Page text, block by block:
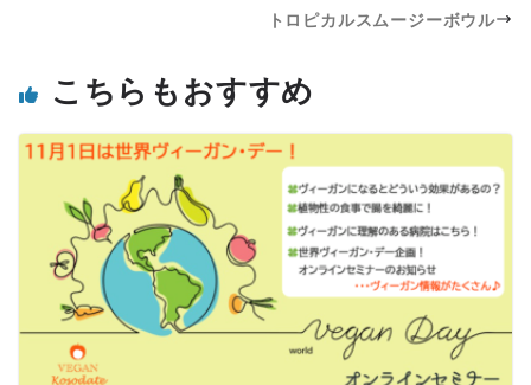
トロピカルスムージーボウル
こちらもおすすめ